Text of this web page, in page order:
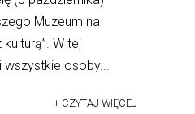
Muzeum na
W tej
osoby...
+ CZYTAJ WIĘCEJ